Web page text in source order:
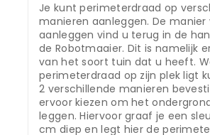
Je kunt perimeterdraad op
manieren aanleggen. De manier
aanleggen vind u terug in de
de Robotmaaier. Dit is namelijk
van het soort tuin dat u heeft.
perimeterdraad op zijn plek ligt
2 verschillende manieren
ervoor kiezen om het
leggen. Hiervoor graaf je een
cm diep en legt hier de